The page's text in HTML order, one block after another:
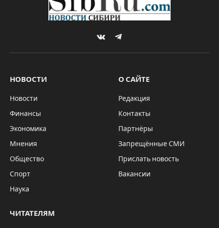
VKontakteTelegram
НОВОСТИ
Новости
Финансы
Экономика
Мнения
Общество
Спорт
Наука
О САЙТЕ
Редакция
Контакты
Партнёры
Запрещённые СМИ
Прислать новость
Вакансии
ЧИТАТЕЛЯМ